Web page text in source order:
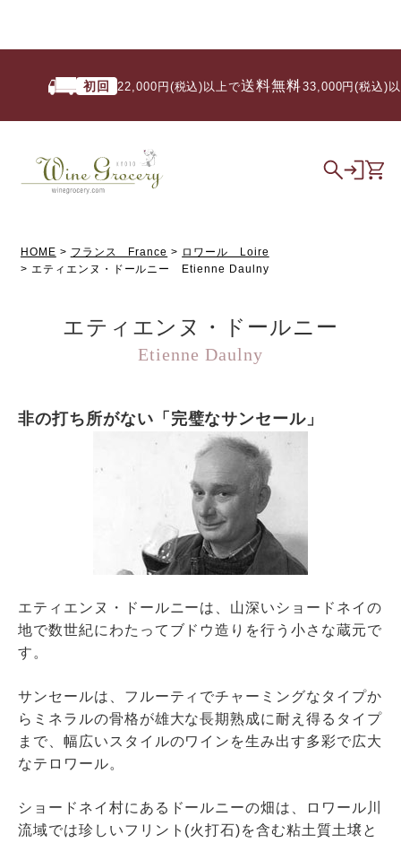
初回 22,000円(税込)以上で送料無料/ 33,000円(税込)以上
HOME フランス France
ロワール Loire
エティエンヌ・ドールニー Etienne Daulny
エティエンヌ・ドールニー
Etienne Daulny
非の打ち所がない「完璧なサンセール」
エティエンヌ・ドールニーは、山深いショードネイの
地で数世紀にわたってブドウ造りを行う小さな蔵元で
す。
サンセールは、フルーティでチャーミングなタイプか
らミネラルの骨格が雄大な長期熟成に耐え得るタイプ
まで、幅広いスタイルのワインを生み出す多彩で広大
なテロワール。
ショードネイ村にあるドールニーの畑は、ロワール川
流域では珍しいフリント(火打石)を含む粘土質土壌と